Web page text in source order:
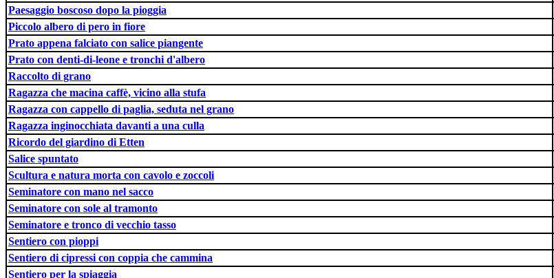
Paesaggio boscoso dopo la pioggia
Piccolo albero di pero in fiore
Prato appena falciato con salice piangente
Prato con denti-di-leone e tronchi d'albero
Raccolto di grano
Ragazza che macina caffè, vicino alla stufa
Ragazza con cappello di paglia, seduta nel grano
Ragazza inginocchiata davanti a una culla
Ricordo del giardino di Etten
Salice spuntato
Scultura e natura morta con cavolo e zoccoli
Seminatore con mano nel sacco
Seminatore con sole al tramonto
Seminatore e tronco di vecchio tasso
Sentiero con pioppi
Sentiero di cipressi con coppia che cammina
Sentiero per la spiaggia